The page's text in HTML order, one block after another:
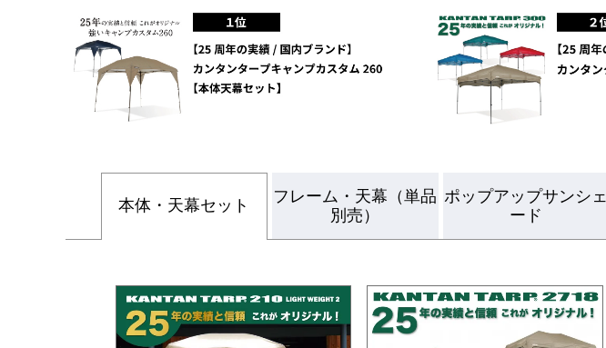
本体・天幕セット
フレーム・天幕（単品
別売）
ポップアップサンシェ
ード